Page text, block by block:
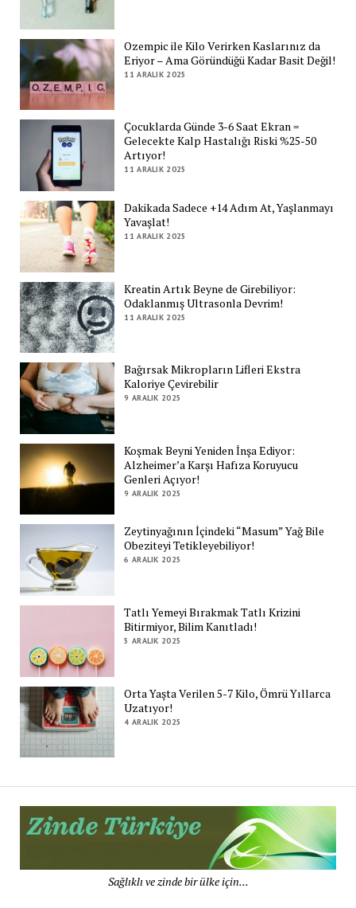
Ozempic ile Kilo Verirken Kaslarınız da
Eriyor – Ama Göründüğü Kadar Basit Değil!
11 ARALIK 2025
Çocuklarda Günde 3-6 Saat Ekran =
Gelecekte Kalp Hastalığı Riski %25-50
Artıyor!
11 ARALIK 2025
Dakikada Sadece +14 Adım At, Yaşlanmayı
Yavaşlat!
11 ARALIK 2025
Kreatin Artık Beyne de Girebiliyor:
Odaklanmış Ultrasonla Devrim!
11 ARALIK 2025
Bağırsak Mikropların Lifleri Ekstra
Kaloriye Çevirebilir
9 ARALIK 2025
Koşmak Beyni Yeniden İnşa Ediyor:
Alzheimer’a Karşı Hafıza Koruyucu
Genleri Açıyor!
9 ARALIK 2025
Zeytinyağının İçindeki “Masum” Yağ Bile
Obeziteyi Tetikleyebiliyor!
6 ARALIK 2025
Tatlı Yemeyi Bırakmak Tatlı Krizini
Bitirmiyor, Bilim Kanıtladı!
5 ARALIK 2025
Orta Yaşta Verilen 5-7 Kilo, Ömrü Yıllarca
Uzatıyor!
4 ARALIK 2025
Sağlıklı ve zinde bir ülke için...